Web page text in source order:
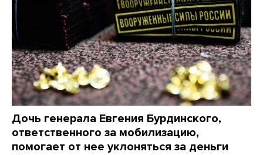
Дочь генерала Евгения Бурдинского,
ответственного за мобилизацию,
помогает от нее уклоняться за деньги